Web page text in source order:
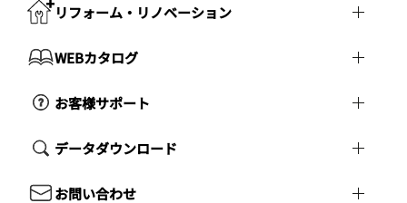
リフォーム・リノベーション
WEBカタログ
お客様サポート
データダウンロード
お問い合わせ